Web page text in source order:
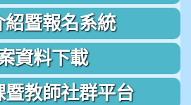
紹暨報名系統
資料下載
暨教師社群平台